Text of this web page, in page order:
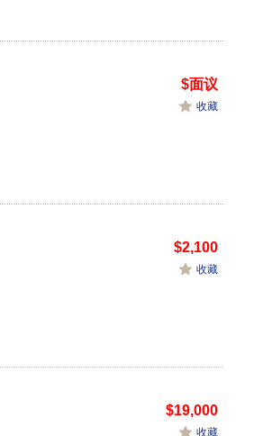
$面议
收藏
$2,100
收藏
$19,000
收藏